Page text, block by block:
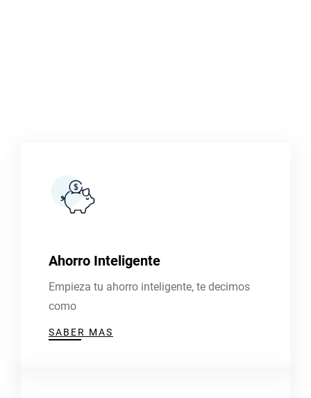
Ahorro Inteligente
Empieza tu ahorro inteligente, te decimos
como
SABER MAS